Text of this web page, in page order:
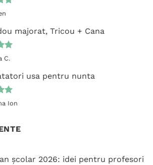
majorat, Tricou + Cana
C.
usa pentru nunta
Ion
școlar 2026: idei pentru profesori